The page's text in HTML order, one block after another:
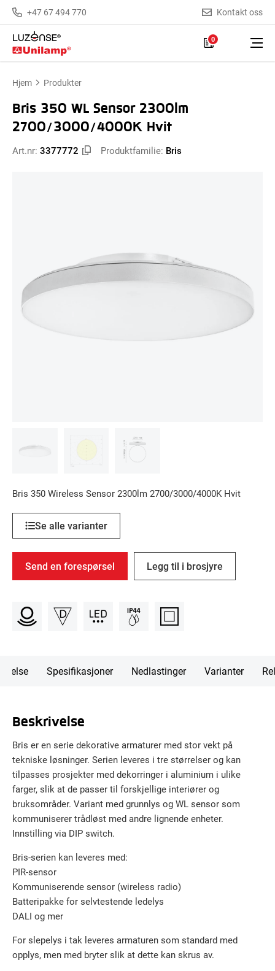
+47 67 494 770 Kontakt oss
0
Hjem Produkter
Bris 350 WL Sensor 2300lm
2700/3000/4000K Hvit
Art.nr: 3377772 Produktfamilie: Bris
Bris 350 Wireless Sensor 2300lm 2700/3000/4000K Hvit
Se alle varianter
Send en forespørsel Legg til i brosjyre
Spesifikasjoner Nedlastinger Varianter
Beskrivelse
Bris er en serie dekorative armaturer med stor vekt på
tekniske løsninger. Serien leveres i tre størrelser og kan
tilpasses prosjekter med dekorringer i aluminium i ulike
farger, slik at de passer til forskjellige interiører og
bruksområder. Variant med grunnlys og WL sensor som
kommuniserer trådløst med andre lignende enheter.
Innstilling via DIP switch.
Bris-serien kan leveres med:
PIR-sensor
Kommuniserende sensor (wireless radio)
Batteripakke for selvtestende ledelys
DALI og mer
For slepelys i tak leveres armaturen som standard med
opplys, men med bryter slik at dette kan skrus av.